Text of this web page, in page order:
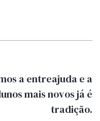
a entreajuda e a
mais novos já é
tradição.